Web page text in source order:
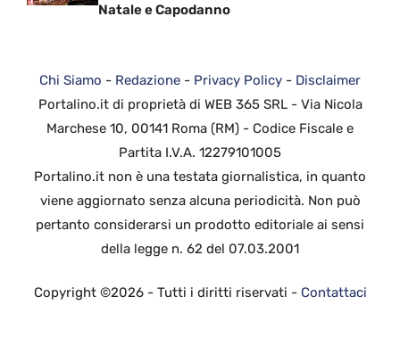
Natale e Capodanno
Chi Siamo - Redazione - Privacy Policy - Disclaimer
Portalino.it di proprietà di WEB 365 SRL - Via Nicola
Marchese 10, 00141 Roma (RM) - Codice Fiscale e
Partita I.V.A. 12279101005
Portalino.it non è una testata giornalistica, in quanto
viene aggiornato senza alcuna periodicità. Non può
pertanto considerarsi un prodotto editoriale ai sensi
della legge n. 62 del 07.03.2001
Copyright ©2026 - Tutti i diritti riservati - Contattaci